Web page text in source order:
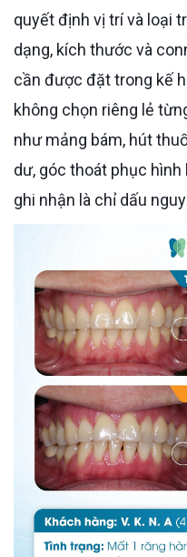
quyết định vị trí và loại
dạng, kích thước và
cần được đặt trong kế
không chọn riêng lẻ
như mảng bám, hút
dư, góc thoát phục
ghi nhận là chỉ dấu